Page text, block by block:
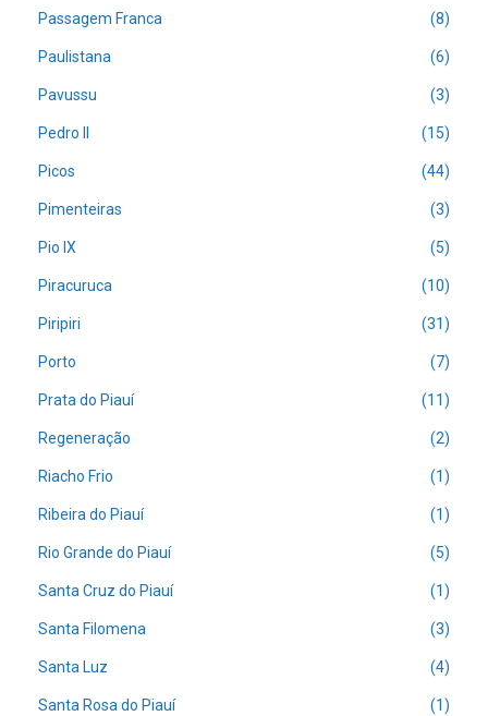
Passagem Franca (8)
Paulistana (6)
Pavussu (3)
Pedro II (15)
Picos (44)
Pimenteiras (3)
Pio IX (5)
Piracuruca (10)
Piripiri (31)
Porto (7)
Prata do Piauí (11)
Regeneração (2)
Riacho Frio (1)
Ribeira do Piauí (1)
Rio Grande do Piauí (5)
Santa Cruz do Piauí (1)
Santa Filomena (3)
Santa Luz (4)
Santa Rosa do Piauí (1)